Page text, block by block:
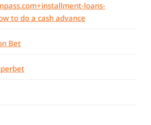
loans-
to do a cash advance
Bet